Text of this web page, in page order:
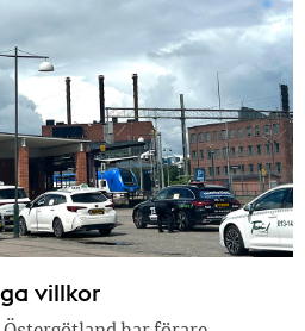
villkor